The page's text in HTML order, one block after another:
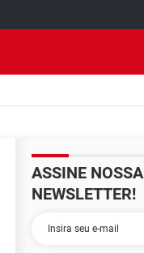
ASSINE NOSSA
NEWSLETTER!